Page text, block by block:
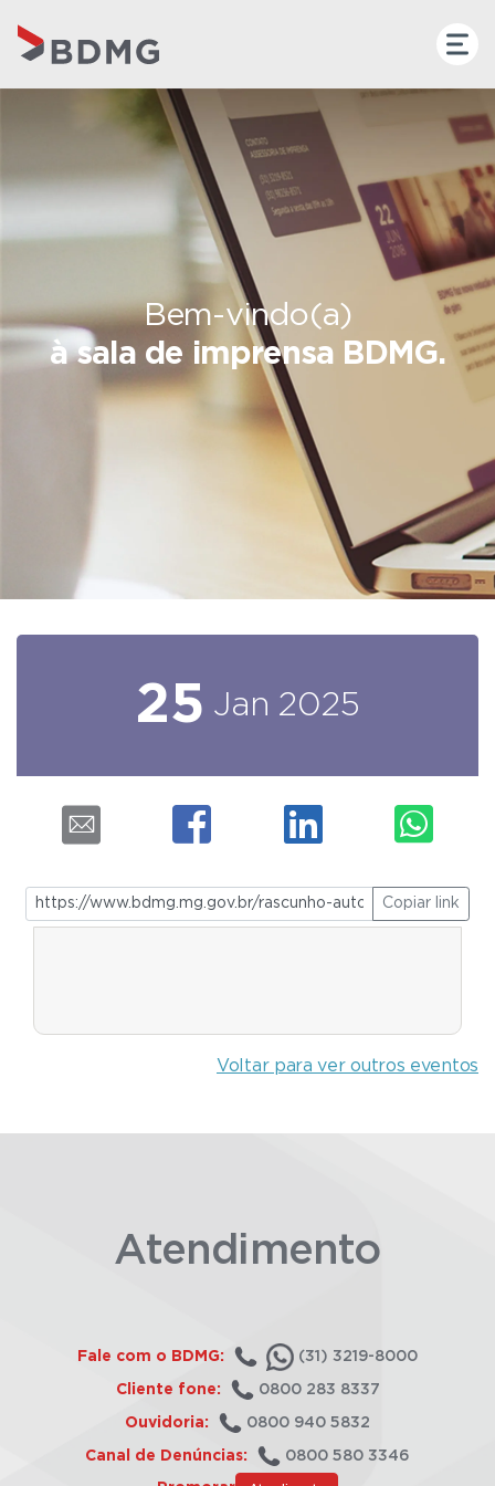
Bem-vindo(a)
à sala de imprensa BDMG.
25 Jan 2025
Copiar link
Voltar para ver outros eventos
Atendimento
Fale com o BDMG: (31) 3219-8000
Cliente fone: 0800 283 8337
Ouvidoria: 0800 940 5832
Canal de Denúncias: 0800 580 3346